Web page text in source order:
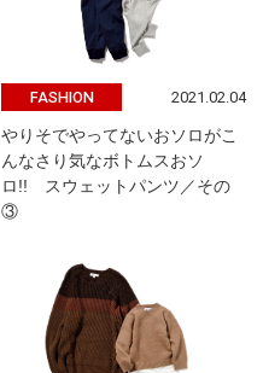
FASHION 2021.02.04
やりそでやってないおソロがこ
んなさり気なボトムスおソ
ロ!! スウェットパンツ／その
③